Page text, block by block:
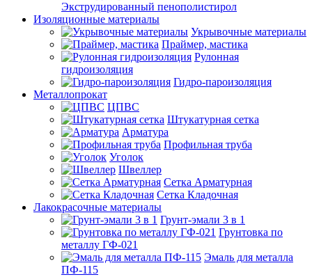
Экструдированный пенополистирол
Изоляционные материалы
Укрывочные материалы
Праймер, мастика
Рулонная
гидроизоляция
Гидро-пароизоляция
Металлопрокат
ЦПВС
Штукатурная сетка
Арматура
Профильная труба
Уголок
Швеллер
Сетка Арматурная
Сетка Кладочная
Лакокрасочные материалы
Грунт-эмали 3 в 1
Грунтовка по
металлу ГФ-021
Эмаль для металла
ПФ-115